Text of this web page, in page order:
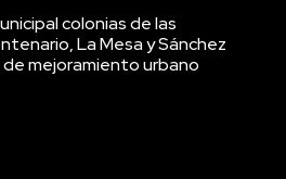
colonias de las
La Mesa y Sánchez
mejoramiento urbano